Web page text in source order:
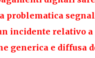
problematica
incidente relativo a
generica e diffusa